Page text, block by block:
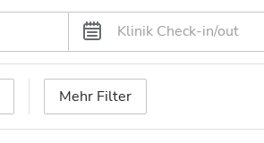
Mehr Filter